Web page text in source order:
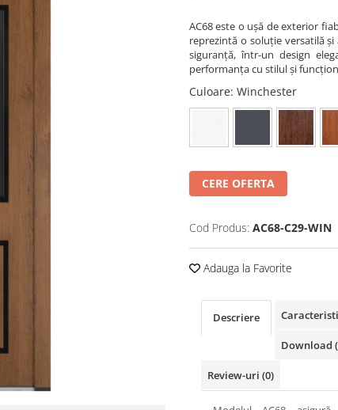
AC68 este o ușă de exterior
reprezintă o soluție versatilă
siguranță, într-un design
performanța cu stilul și
Culoare: Winchester
CERE OFERTA
Cod Produs: AC68-C29-WIN
Adauga la Favorite
Descriere
Download
Review-uri (0)